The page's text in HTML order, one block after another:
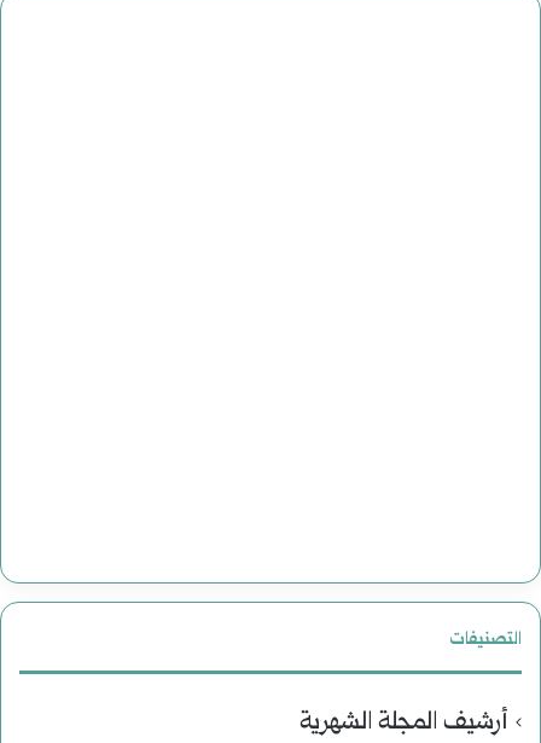
التصنيفات
أرشيف المجلة الشهرية